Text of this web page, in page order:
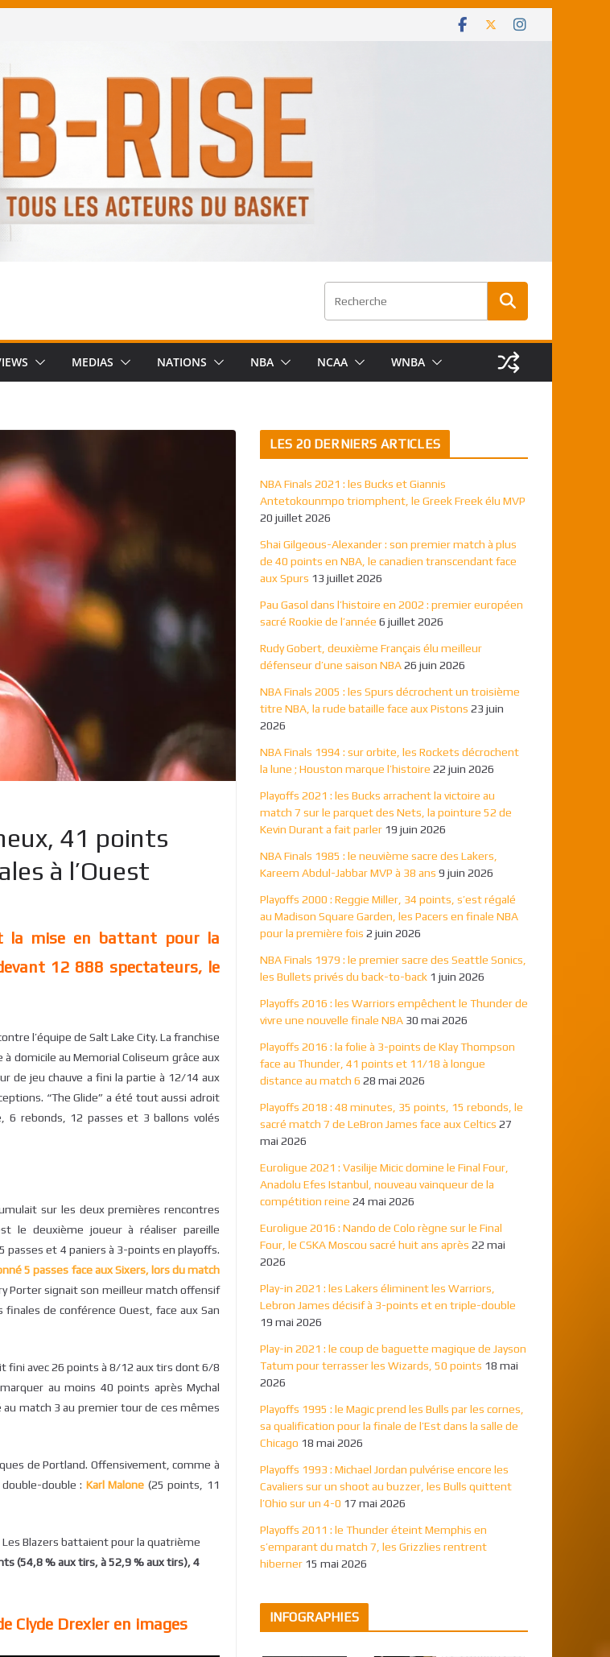
MEDIAS NATIONS NBA NCAA WNBA
41 points
à l’Ouest
la mise en battant pour la
12 888 spectateurs, le
l’équipe de Salt Lake City. La franchise
domicile au Memorial Coliseum grâce aux
de jeu chauve a fini la partie à 12/14 aux
“The Glide” a été tout aussi adroit
rebonds, 12 passes et 3 ballons volés
sur les deux premières rencontres
le deuxième joueur à réaliser pareille
passes et 4 paniers à 3-points en playoffs.
5 passes face aux Sixers, lors du match
Porter signait son meilleur match offensif
de conférence Ouest, face aux San
fini avec 26 points à 8/12 aux tirs dont 6/8
au moins 40 points après Mychal
au match 3 au premier tour de ces mêmes
de Portland. Offensivement, comme à
double : Karl Malone (25 points, 11
Les Blazers battaient pour la quatrième
(54,8 % aux tirs, à 52,9 % aux tirs), 4
Clyde Drexler en images
LES 20 DERNIERS ARTICLES
NBA Finals 2021 : les Bucks et Giannis
Antetokounmpo triomphent, le Greek Freek élu MVP
20 juillet 2026
Shai Gilgeous-Alexander : son premier match à plus
de 40 points en NBA, le canadien transcendant face
aux Spurs 13 juillet 2026
Pau Gasol dans l’histoire en 2002 : premier européen
sacré Rookie de l’année 6 juillet 2026
Rudy Gobert, deuxième Français élu meilleur
défenseur d’une saison NBA26 juin 2026
NBA Finals 2005 : les Spurs décrochent un troisième
titre NBA, la rude bataille face aux Pistons 23 juin
2026
NBA Finals 1994 : sur orbite, les Rockets décrochent
la lune ; Houston marque l’histoire 22 juin 2026
Playoffs 2021 : les Bucks arrachent la victoire au
match 7 sur le parquet des Nets, la pointure 52 de
Kevin Durant a fait parler 19 juin 2026
NBA Finals 1985 : le neuvième sacre des Lakers,
Kareem Abdul-Jabbar MVP à 38 ans 9 juin 2026
Playoffs 2000 : Reggie Miller, 34 points, s’est régalé
au Madison Square Garden, les Pacers en finale NBA
pour la première fois 2 juin 2026
NBA Finals 1979 : le premier sacre des Seattle Sonics,
les Bullets privés du back-to-back 1 juin 2026
Playoffs 2016 : les Warriors empêchent le Thunder de
vivre une nouvelle finale NBA 30 mai 2026
Playoffs 2016 : la folie à 3-points de Klay Thompson
face au Thunder, 41 points et 11/18 à longue
distance au match 6 28 mai 2026
Playoffs 2018 : 48 minutes, 35 points, 15 rebonds, le
sacré match 7 de LeBron James face aux Celtics 27
mai 2026
Euroligue 2021 : Vasilije Micic domine le Final Four,
Anadolu Efes Istanbul, nouveau vainqueur de la
compétition reine 24 mai 2026
Euroligue 2016 : Nando de Colo règne sur le Final
Four, le CSKA Moscou sacré huit ans après 22 mai
2026
Play-in 2021 : les Lakers éliminent les Warriors,
Lebron James décisif à 3-points et en triple-double
19 mai 2026
Play-in 2021 : le coup de baguette magique de Jayson
Tatum pour terrasser les Wizards, 50 points 18 mai
2026
Playoffs 1995 : le Magic prend les Bulls par les cornes,
sa qualification pour la finale de l’Est dans la salle de
Chicago 18 mai 2026
Playoffs 1993 : Michael Jordan pulvérise encore les
Cavaliers sur un shoot au buzzer, les Bulls quittent
l’Ohio sur un 4-0 17 mai 2026
Playoffs 2011 : le Thunder éteint Memphis en
s’emparant du match 7, les Grizzlies rentrent
hiberner 15 mai 2026
INFOGRAPHIES